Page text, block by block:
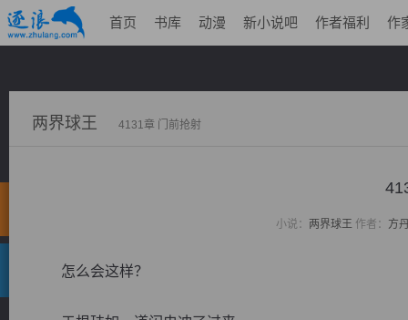
首页 书库 动漫 新小说吧 作者福利 作
两界球王 4131章 门前抢射
小说： 两界球王作者： 方
怎么会这样？